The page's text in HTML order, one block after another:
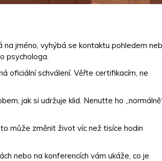
jméno, vyhýbá se kontaktu pohledem
psychologa.
oficiální schválení. Věřte certifikacím, ne
jak si udržuje klid. Nenutte ho
může změnit život víc než tisíce hodin
nebo na konferencích vám ukáže, co je